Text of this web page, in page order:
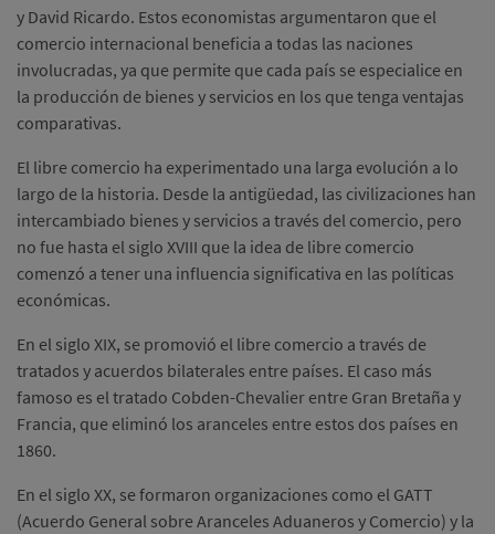
y David Ricardo. Estos economistas argumentaron que el
comercio internacional beneficia a todas las naciones
involucradas, ya que permite que cada país se especialice en
la producción de bienes y servicios en los que tenga ventajas
comparativas.
El libre comercio ha experimentado una larga evolución a lo
largo de la historia. Desde la antigüedad, las civilizaciones han
intercambiado bienes y servicios a través del comercio, pero
no fue hasta el siglo XVIII que la idea de libre comercio
comenzó a tener una influencia significativa en las políticas
económicas.
En el siglo XIX, se promovió el libre comercio a través de
tratados y acuerdos bilaterales entre países. El caso más
famoso es el tratado Cobden-Chevalier entre Gran Bretaña y
Francia, que eliminó los aranceles entre estos dos países en
1860.
En el siglo XX, se formaron organizaciones como el GATT
(Acuerdo General sobre Aranceles Aduaneros y Comercio) y la